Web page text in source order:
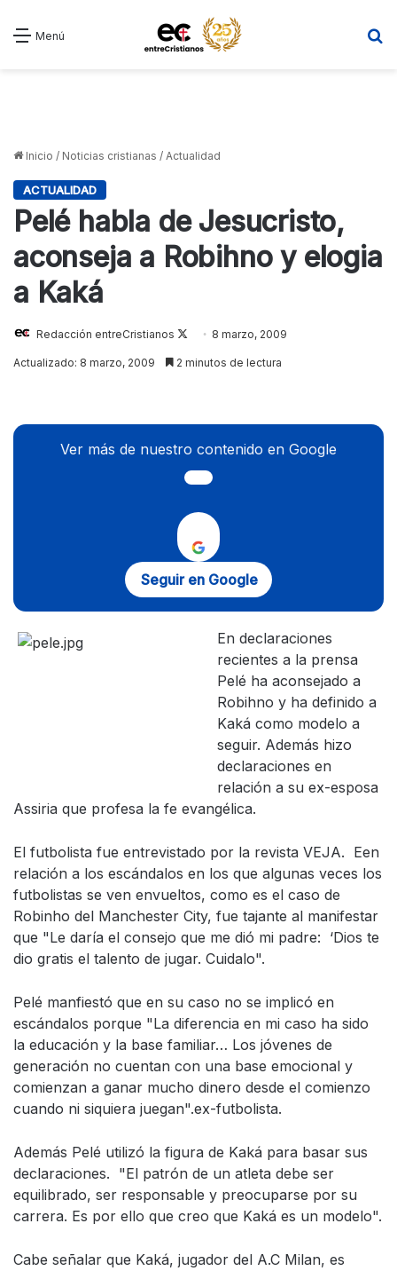
Menú
Inicio / Noticias cristianas / Actualidad
ACTUALIDAD
Pelé habla de Jesucristo,
aconseja a Robihno y elogia
a Kaká
Redacción entreCristianos
Follow
on
8 marzo, 2009
Actualizado: 8 marzo, 2009 2 minutos de lectura
Ver más de nuestro contenido en Google
Seguir en Google
En declaraciones
recientes a la prensa
Pelé ha aconsejado a
Robihno y ha definido a
Kaká como modelo a
seguir. Además hizo
declaraciones en
relación a su ex-esposa
Assiria que profesa la fe evangélica.
El futbolista fue entrevistado por la revista VEJA. Een
relación a los escándalos en los que algunas veces los
futbolistas se ven envueltos, como es el caso de
Robinho del Manchester City, fue tajante al manifestar
que "Le daría el consejo que me dió mi padre: ‘Dios te
dio gratis el talento de jugar. Cuidalo".
Pelé manfiestó que en su caso no se implicó en
escándalos porque "La diferencia en mi caso ha sido
la educación y la base familiar… Los jóvenes de
generación no cuentan con una base emocional y
comienzan a ganar mucho dinero desde el comienzo
cuando ni siquiera juegan".ex-futbolista.
Además Pelé utilizó la figura de Kaká para basar sus
declaraciones. "El patrón de un atleta debe ser
equilibrado, ser responsable y preocuparse por su
carrera. Es por ello que creo que Kaká es un modelo".
Cabe señalar que Kaká, jugador del A.C Milan, es